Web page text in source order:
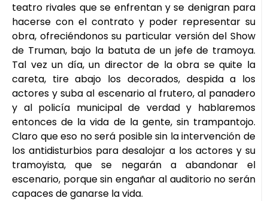
teatro rivales que se enfrentan y se denigran para
hacerse con el contrato y poder representar su
obra, ofreciéndonos su particular versión del Show
de Truman, bajo la batuta de un jefe de tramoya.
Tal vez un día, un director de la obra se quite la
careta, tire abajo los decorados, despida a los
actores y suba al escenario al frutero, al panadero
y al policía municipal de verdad y hablaremos
entonces de la vida de la gente, sin trampantojo.
Claro que eso no será posible sin la intervención de
los antidisturbios para desalojar a los actores y su
tramoyista, que se negarán a abandonar el
escenario, porque sin engañar al auditorio no serán
capaces de ganarse la vida.